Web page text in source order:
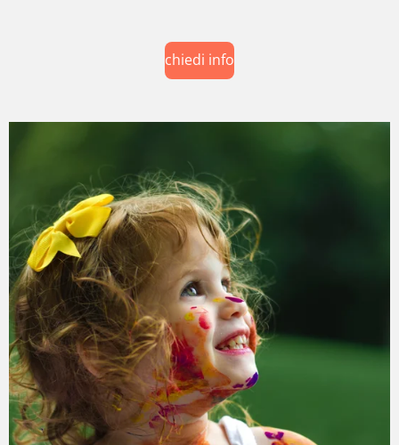
chiedi info